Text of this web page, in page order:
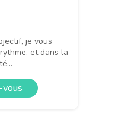
je vous
et dans la
vous